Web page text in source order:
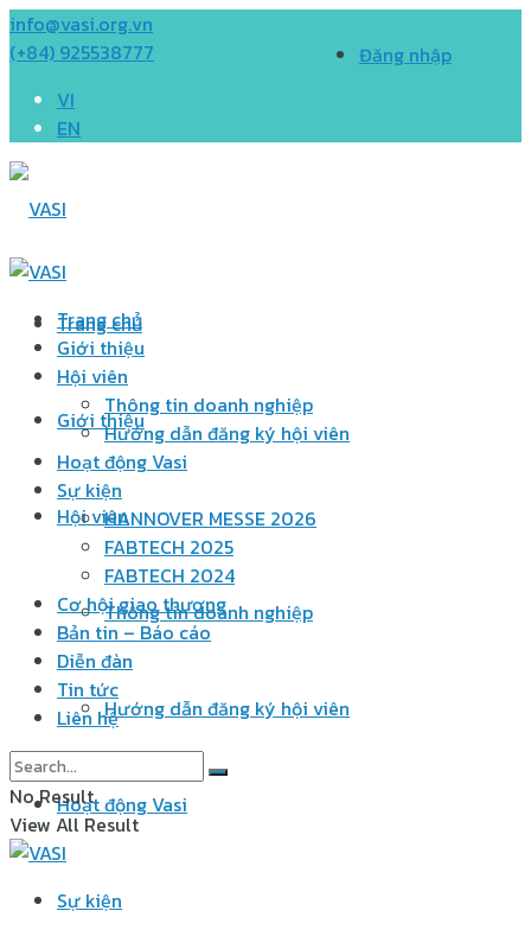
info@vasi.org.vn
(+84) 925538777
VI
EN
Trang chủ
Giới thiệu
Hội viên
Thông tin doanh nghiệp
Hướng dẫn đăng ký hội viên
Hoạt động Vasi
Sự kiện
Trang chủ
Giới thiệu
Hội viên
Thông tin doanh nghiệp
Hướng dẫn đăng ký hội viên
Hoạt động Vasi
Sự kiện
HANNOVER MESSE 2026
FABTECH 2025
FABTECH 2024
Cơ hội giao thương
Bản tin – Báo cáo
Diễn đàn
Tin tức
Liên hệ
No Result
View All Result
Đăng nhập